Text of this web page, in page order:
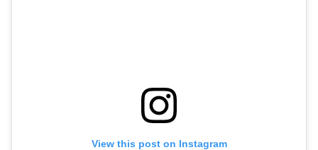
View this post on Instagram